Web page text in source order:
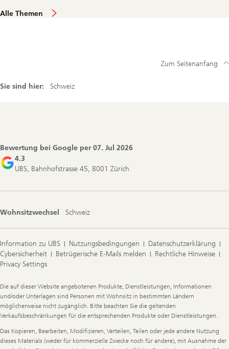
Alle Themen
Sie sind hier: Schweiz
Zum Seitenanfang
Bewertung bei Google per07. Jul 2026
4.3
UBS, Bahnhofstrasse 45, 8001 Zürich
Wohnsitzwechsel Schweiz
Information zu UBS Nutzungsbedingungen
Datenschutzerklärung
Cybersicherheit
Betrügerische E-Mails melden
Rechtliche Hinweise
Privacy Settings
Legal
Information
Die auf dieser Website angebotenen Produkte, Dienstleistungen, Informationen
und/oder Unterlagen sind Personen mit Wohnsitz in bestimmten Ländern
möglicherweise nicht zugänglich. Bitte beachten Sie die geltenden
Verkaufsbeschränkungen für die entsprechenden Produkte oder Dienstleistungen.
Das Kopieren, Bearbeiten, Modifizieren, Verteilen, Teilen oder jede andere Nutzung
dieses Materials (weder für kommerzielle Zwecke noch für andere), mit Ausnahme der